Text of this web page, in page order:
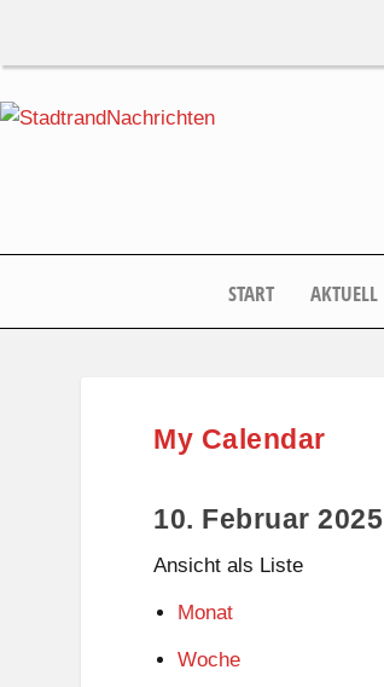
START AKTUELL
My Calendar
10. Februar 2025
Ansicht als Liste
Monat
Woche